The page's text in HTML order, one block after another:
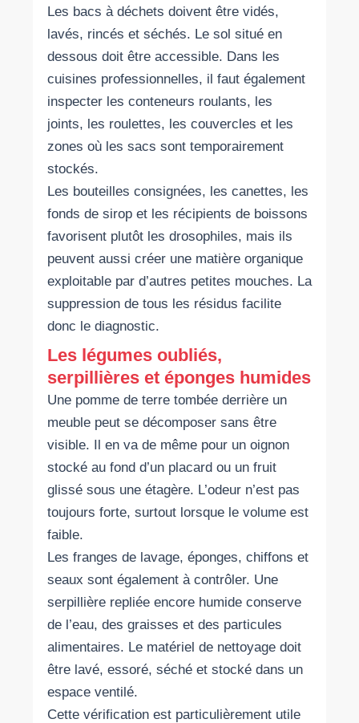
Les bacs à déchets doivent être vidés,
lavés, rincés et séchés. Le sol situé en
dessous doit être accessible. Dans les
cuisines professionnelles, il faut également
inspecter les conteneurs roulants, les
joints, les roulettes, les couvercles et les
zones où les sacs sont temporairement
stockés.
Les bouteilles consignées, les canettes, les
fonds de sirop et les récipients de boissons
favorisent plutôt les drosophiles, mais ils
peuvent aussi créer une matière organique
exploitable par d’autres petites mouches. La
suppression de tous les résidus facilite
donc le diagnostic.
Les légumes oubliés,
serpillières et éponges humides
Une pomme de terre tombée derrière un
meuble peut se décomposer sans être
visible. Il en va de même pour un oignon
stocké au fond d’un placard ou un fruit
glissé sous une étagère. L’odeur n’est pas
toujours forte, surtout lorsque le volume est
faible.
Les franges de lavage, éponges, chiffons et
seaux sont également à contrôler. Une
serpillière repliée encore humide conserve
de l’eau, des graisses et des particules
alimentaires. Le matériel de nettoyage doit
être lavé, essoré, séché et stocké dans un
espace ventilé.
Cette vérification est particulièrement utile